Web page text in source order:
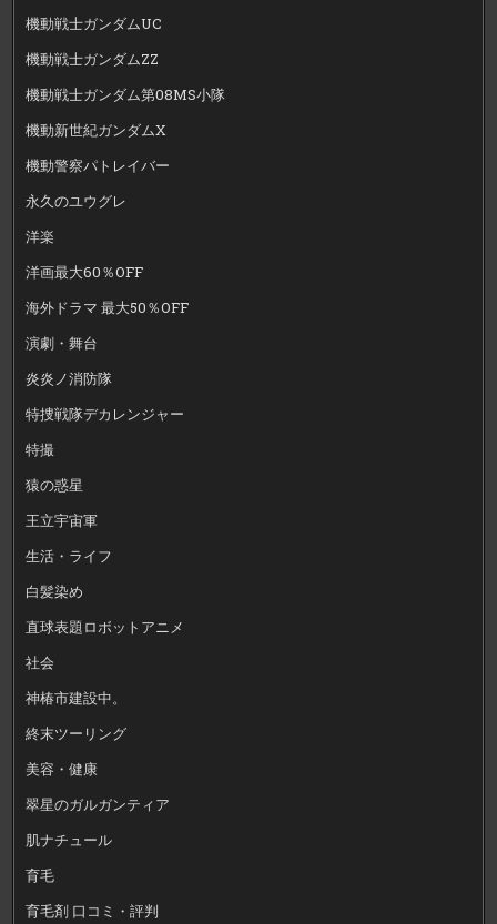
機動戦士ガンダムUC
機動戦士ガンダムZZ
機動戦士ガンダム第08MS小隊
機動新世紀ガンダムX
機動警察パトレイバー
永久のユウグレ
洋楽
洋画最大60％OFF
海外ドラマ 最大50％OFF
演劇・舞台
炎炎ノ消防隊
特捜戦隊デカレンジャー
特撮
猿の惑星
王立宇宙軍
生活・ライフ
白髪染め
直球表題ロボットアニメ
社会
神椿市建設中。
終末ツーリング
美容・健康
翠星のガルガンティア
肌ナチュール
育毛
育毛剤 口コミ・評判